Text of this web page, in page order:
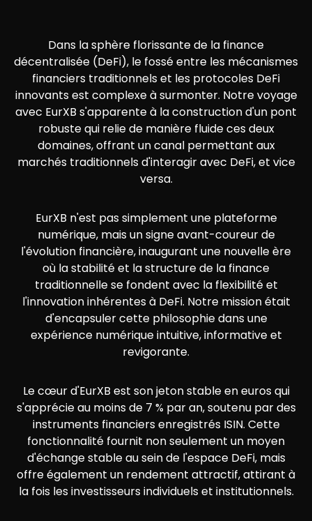
Dans la sphère florissante de la finance
décentralisée (DeFi), le fossé entre les mécanismes
financiers traditionnels et les protocoles DeFi
innovants est complexe à surmonter. Notre voyage
avec EurXB s'apparente à la construction d'un pont
robuste qui relie de manière fluide ces deux
domaines, offrant un canal permettant aux
marchés traditionnels d'interagir avec DeFi, et vice
versa.
EurXB n'est pas simplement une plateforme
numérique, mais un signe avant-coureur de
l'évolution financière, inaugurant une nouvelle ère
où la stabilité et la structure de la finance
traditionnelle se fondent avec la flexibilité et
l'innovation inhérentes à DeFi. Notre mission était
d'encapsuler cette philosophie dans une
expérience numérique intuitive, informative et
revigorante.
Le cœur d'EurXB est son jeton stable en euros qui
s'apprécie au moins de 7 % par an, soutenu par des
instruments financiers enregistrés ISIN. Cette
fonctionnalité fournit non seulement un moyen
d'échange stable au sein de l'espace DeFi, mais
offre également un rendement attractif, attirant à
la fois les investisseurs individuels et institutionnels.